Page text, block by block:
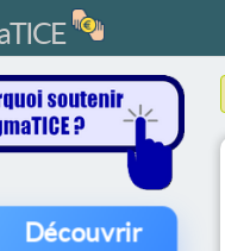
Découvrir